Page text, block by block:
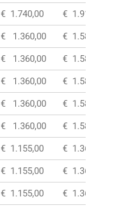
€ 1.740,00 € 1.910,00
€ 1.360,00 € 1.585,00
€ 1.360,00 € 1.585,00
€ 1.360,00 € 1.585,00
€ 1.360,00 € 1.585,00
€ 1.360,00 € 1.585,00
€ 1.155,00 € 1.360,00
€ 1.155,00 € 1.360,00
€ 1.155,00 € 1.360,00